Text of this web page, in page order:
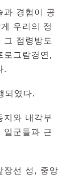
과 경험이 공
우리의 정
그 점령방도
로그람경연,
.
되였다.
지와 내각부
일군들과 근
장선 성, 중앙